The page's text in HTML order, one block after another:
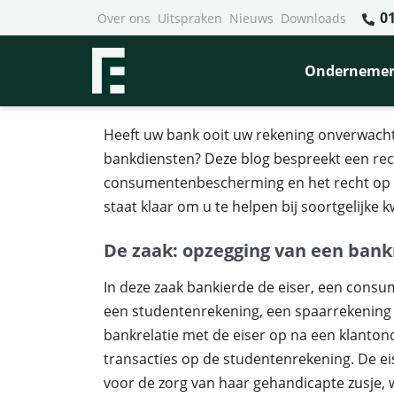
Over ons Uitspraken Nieuws Downloads
Financieel Recht Advocaten>Uitspraken>
betaaldiensten
Heeft uw bank ooit uw rekening
bankdiensten? Deze blog bespreekt een
consumentenbescherming en het recht
staat klaar om u te helpen bij soortgelijke
De zaak: opzegging van een
In deze zaak bankierde de eiser, een
een studentenrekening, een
bankrelatie met de eiser op na een
transacties op de studentenrekening. De
voor de zorg van haar gehandicapte